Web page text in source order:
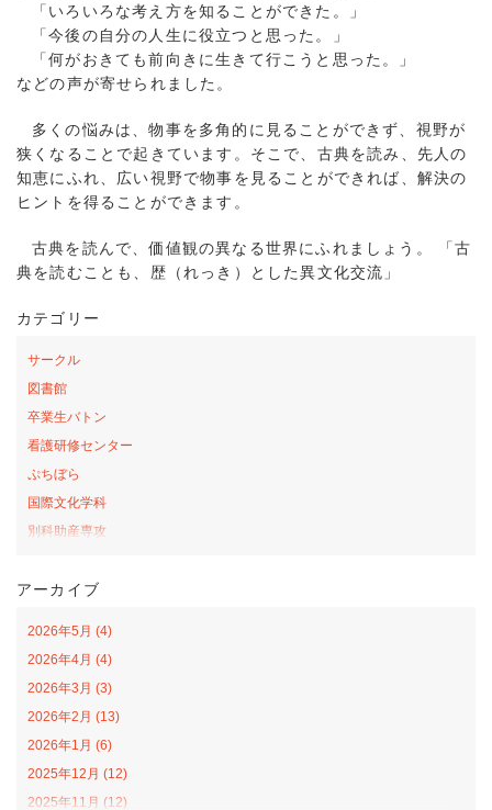
カテゴリー
サークル
図書館
卒業生バトン
看護研修センター
ぷちぼら
国際文化学科
別科助産専攻
お弁当の日プロジェクト
アーカイブ
2026年5月 (4)
2026年4月 (4)
2026年3月 (3)
2026年2月 (13)
2026年1月 (6)
2025年12月 (12)
2025年11月 (12)
「いろいろな考え方を知ることができた。」
「今後の自分の人生に役立つと思った。」
「何がおきても前向きに生きて行こうと思った。」
などの声が寄せられました。
多くの悩みは、物事を多角的に見ることができず、視野が
狭くなることで起きています。そこで、古典を読み、先人の
知恵にふれ、広い視野で物事を見ることができれば、解決の
ヒントを得ることができます。
古典を読んで、価値観の異なる世界にふれましょう。 「古
典を読むことも、歴（れっき）とした異文化交流」